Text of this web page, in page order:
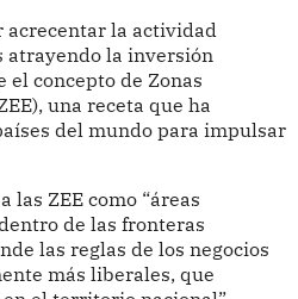
acrecentar la actividad
atrayendo la inversión
concepto de Zonas
una receta que ha
del mundo para impulsar
las ZEE como “áreas
de las fronteras
las reglas de los negocios
más liberales, que